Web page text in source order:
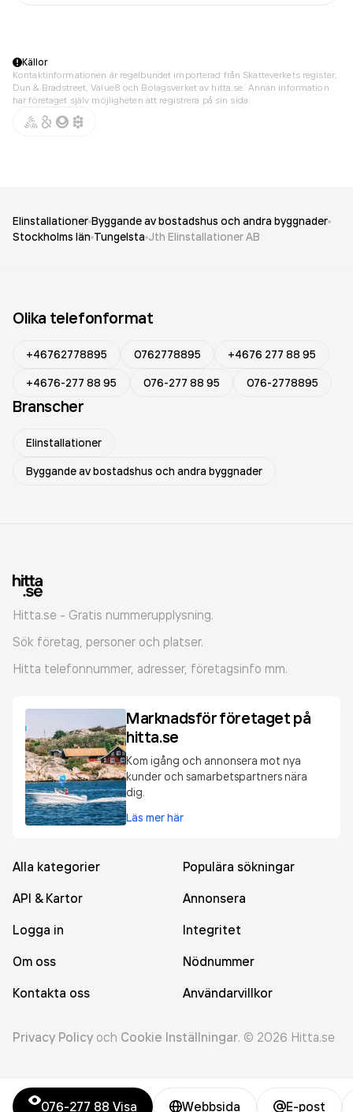
076-277 88 Visa Webbsida E-post
Källor
Kontaktinformationen är regelbundet importerad från Skatteverkets register,
Dun & Bradstreet, Value8 och Bolagsverket av hitta.se. Annan information
har företaget själv möjligheten att registrera på sin sida.
Elinstallationer Byggande av bostadshus och andra byggnader
Stockholms län Tungelsta Jth Elinstallationer AB
Olika telefonformat
+46762778895 0762778895
+4676 277 88 95
+4676-277 88 95
076-277 88 95 076-2778895
Branscher
Elinstallationer
Byggande av bostadshus och andra byggnader
Hitta.se - Gratis nummerupplysning.
Sök företag, personer och platser.
Hitta telefonnummer, adresser, företagsinfo mm.
Marknadsför företaget på
hitta.se
Kom igång och annonsera mot nya
kunder och samarbetspartners nära
dig.
Läs mer här
Alla kategorier
Populära sökningar
API & Kartor
Annonsera
Logga in
Integritet
Om oss
Nödnummer
Kontakta oss
Användarvillkor
Privacy Policy och Cookie Inställningar. © 2026 Hitta.se